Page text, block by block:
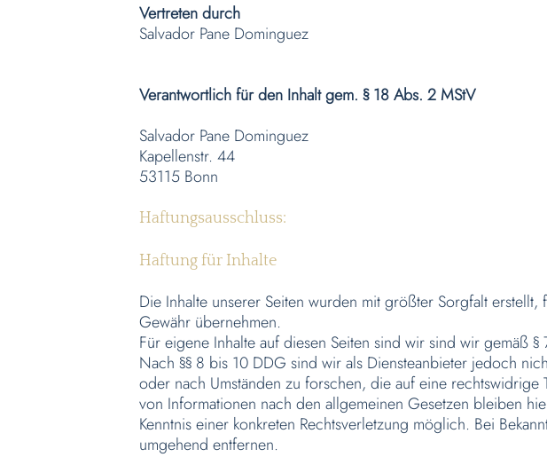
Vertreten durch
Salvador Pane Dominguez
Verantwortlich für den Inhalt gem. § 18 Abs. 2 MStV
Salvador Pane Dominguez
Kapellenstr. 44
53115 Bonn
Haftungsausschluss:
Haftung für Inhalte
Die Inhalte unserer Seiten wurden mit größter Sorgfalt
Gewähr übernehmen.
Für eigene Inhalte auf diesen Seiten sind wir sind wir gemäß
Nach §§ 8 bis 10 DDG sind wir als Diensteanbieter jedoch
oder nach Umständen zu forschen, die auf eine
von Informationen nach den allgemeinen Gesetzen bleiben
Kenntnis einer konkreten Rechtsverletzung möglich. Bei
umgehend entfernen.